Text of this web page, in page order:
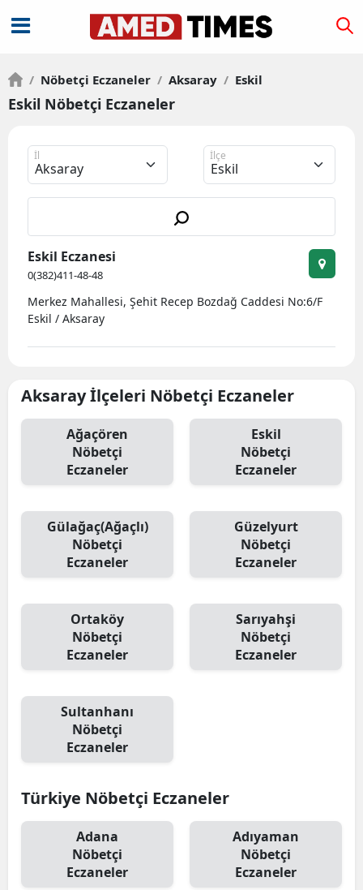
/ Nöbetçi Eczaneler / Aksaray / Eskil
Eskil Nöbetçi Eczaneler
İl İlçe
Eskil Eczanesi
0(382)411-48-48
Merkez Mahallesi, Şehit Recep Bozdağ Caddesi No:6/F
Eskil / Aksaray
Aksaray İlçeleri Nöbetçi Eczaneler
Ağaçören
Nöbetçi
Eczaneler
Eskil
Nöbetçi
Eczaneler
Gülağaç(Ağaçlı)
Nöbetçi
Eczaneler
Güzelyurt
Nöbetçi
Eczaneler
Ortaköy
Nöbetçi
Eczaneler
Sarıyahşi
Nöbetçi
Eczaneler
Sultanhanı
Nöbetçi
Eczaneler
Türkiye Nöbetçi Eczaneler
Adana
Nöbetçi
Eczaneler
Adıyaman
Nöbetçi
Eczaneler